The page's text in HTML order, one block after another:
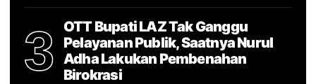
3
OTT Bupati LAZ Tak Ganggu
Pelayanan Publik, Saatnya Nurul
Adha Lakukan Pembenahan
Birokrasi